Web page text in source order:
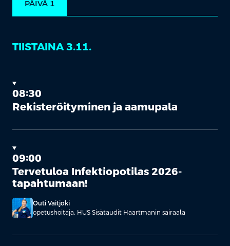
PÄIVÄ 1
TIISTAINA 3.11.
08:30
Rekisteröityminen ja aamupala
09:00
Tervetuloa Infektiopotilas 2026-
tapahtumaan!
Outi Vaitjoki
opetushoitaja, HUS Sisätaudit Haartmanin sairaala